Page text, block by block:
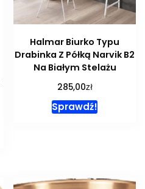
Halmar Biurko Typu
Drabinka Z Półką Narvik B2
Na Białym Stelażu
285,00zł
Sprawdź!